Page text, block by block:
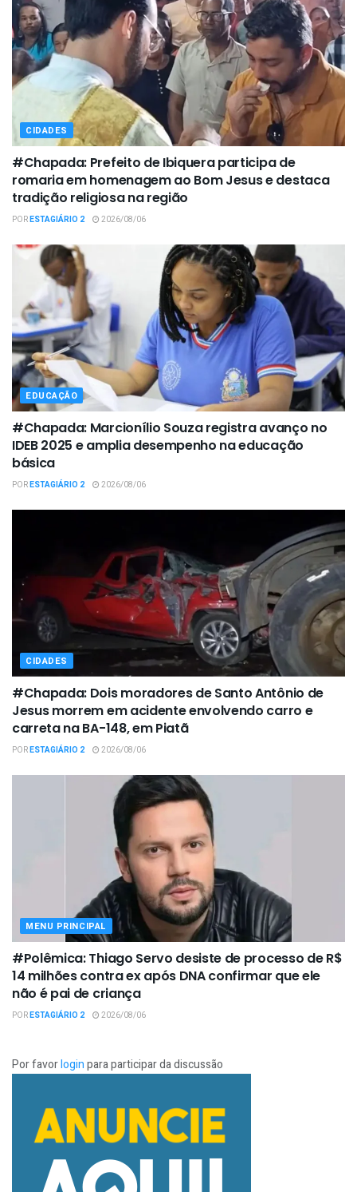
CIDADES
#Chapada: Prefeito de Ibiquera participa de
romaria em homenagem ao Bom Jesus e destaca
tradição religiosa na região
PORESTAGIÁRIO 2 2026/08/06
EDUCAÇÃO
#Chapada: Marcionílio Souza registra avanço no
IDEB 2025 e amplia desempenho na educação
básica
PORESTAGIÁRIO 2 2026/08/06
CIDADES
#Chapada: Dois moradores de Santo Antônio de
Jesus morrem em acidente envolvendo carro e
carreta na BA-148, em Piatã
PORESTAGIÁRIO 2 2026/08/06
MENU PRINCIPAL
#Polêmica: Thiago Servo desiste de processo de R$
14 milhões contra ex após DNA confirmar que ele
não é pai de criança
PORESTAGIÁRIO 2 2026/08/06
Por favorloginpara participar da discussão